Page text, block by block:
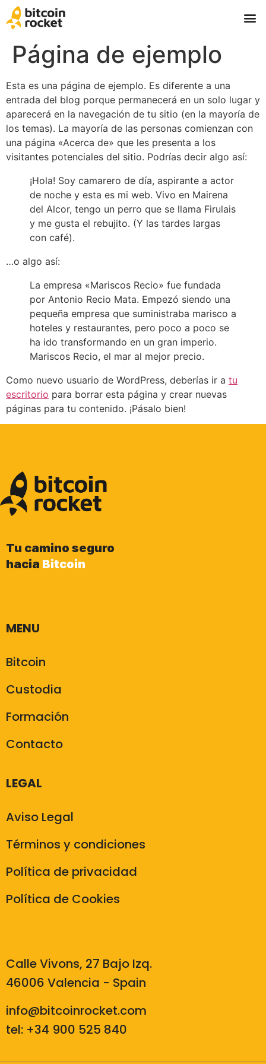
Página de ejemplo
Esta es una página de ejemplo. Es diferente a una
entrada del blog porque permanecerá en un solo lugar y
aparecerá en la navegación de tu sitio (en la mayoría de
los temas). La mayoría de las personas comienzan con
una página «Acerca de» que les presenta a los
visitantes potenciales del sitio. Podrías decir algo así:
¡Hola! Soy camarero de día, aspirante a actor
de noche y esta es mi web. Vivo en Mairena
del Alcor, tengo un perro que se llama Firulais
y me gusta el rebujito. (Y las tardes largas
con café).
…o algo así:
La empresa «Mariscos Recio» fue fundada
por Antonio Recio Mata. Empezó siendo una
pequeña empresa que suministraba marisco a
hoteles y restaurantes, pero poco a poco se
ha ido transformando en un gran imperio.
Mariscos Recio, el mar al mejor precio.
Como nuevo usuario de WordPress, deberías ir a tu
escritorio para borrar esta página y crear nuevas
páginas para tu contenido. ¡Pásalo bien!
Tu camino seguro
hacia Bitcoin
MENU
Bitcoin
Custodia
Formación
Contacto
LEGAL
Aviso Legal
Términos y condiciones
Política de privacidad
Política de Cookies
Calle Vivons, 27 Bajo Izq.
46006 Valencia - Spain
info@bitcoinrocket.com
tel: +34 900 525 840